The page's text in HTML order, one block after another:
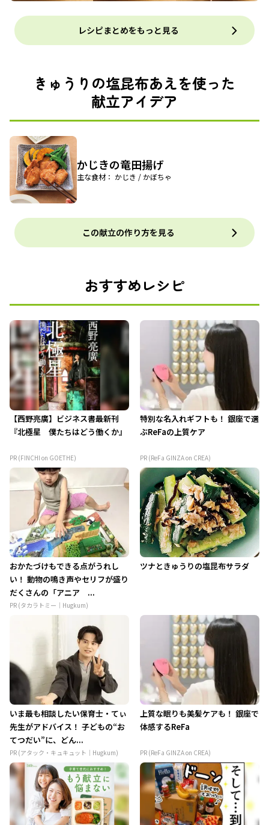
レシピまとめをもっと見る
きゅうりの塩昆布あえを使った
献立アイデア
かじきの竜田揚げ
主な食材： かじき / かぼちゃ
この献立の作り方を見る
おすすめレシピ
【西野亮廣】ビジネス書最新刊
『北極星 僕たちはどう働くか』
PR (FINCHI on GOETHE)
特別な名入れギフトも！ 銀座で選
ぶReFaの上質ケア
PR (ReFa GINZA on CREA)
おかたづけもできる点がうれし
い！ 動物の鳴き声やセリフが盛り
だくさんの「アニア ...
PR (タカラトミー｜Hugkum)
ツナときゅうりの塩昆布サラダ
いま最も相談したい保育士・てぃ
先生がアドバイス！ 子どもの“お
てつだい”に、どん...
PR (アタック・キュキュット｜Hugkum)
上質な眠りも美髪ケアも！ 銀座で
体感するReFa
PR (ReFa GINZA on CREA)